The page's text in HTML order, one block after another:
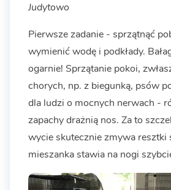
Judytowo
Pierwsze zadanie - sprzątnąć
wymienić wodę i podkłady.
ogarnie! Sprzątanie pokoi,
chorych, np. z biegunką, psów
dla ludzi o mocnych nerwach -
zapachy drażnią nos. Za to
wycie skutecznie zmywa resztki
mieszanka stawia na nogi